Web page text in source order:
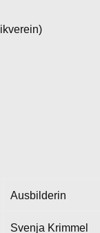
Ausbilderin
Svenja Krimmel